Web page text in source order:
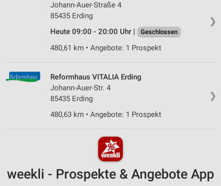
❯
Johann-Auer-Straße 4
85435 Erding
Heute 09:00 - 20:00 Uhr |
Geschlossen
480,61 km • Angebote: 1 Prospekt
❯
Reformhaus VITALIA Erding
Johann-Auer-Str. 4
85435 Erding
480,63 km • Angebote: 1 Prospekt
weekli - Prospekte & Angebote App